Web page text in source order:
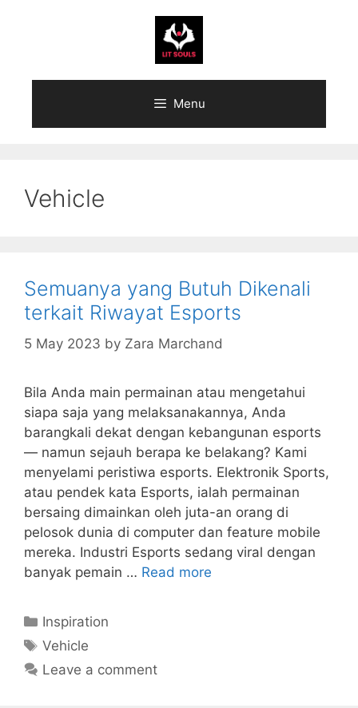
Menu
Vehicle
Semuanya yang Butuh Dikenali
terkait Riwayat Esports
5 May 2023 by Zara Marchand
Bila Anda main permainan atau mengetahui
siapa saja yang melaksanakannya, Anda
barangkali dekat dengan kebangunan esports
— namun sejauh berapa ke belakang? Kami
menyelami peristiwa esports. Elektronik Sports,
atau pendek kata Esports, ialah permainan
bersaing dimainkan oleh juta-an orang di
pelosok dunia di computer dan feature mobile
mereka. Industri Esports sedang viral dengan
banyak pemain … Read more
Categories
Inspiration
Tags
Vehicle
Leave a comment